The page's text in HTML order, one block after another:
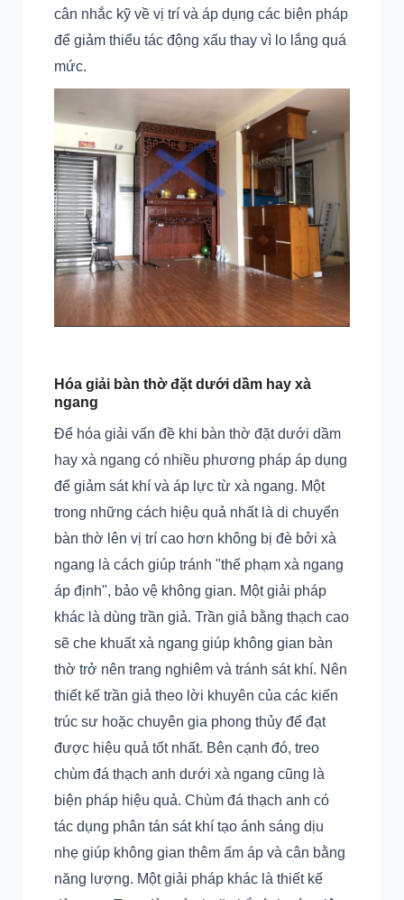
cân nhắc kỹ về vị trí và áp dụng các biện pháp
để giảm thiểu tác động xấu thay vì lo lắng quá
mức.
Hóa giải bàn thờ đặt dưới dầm hay xà
ngang
Để hóa giải vấn đề khi bàn thờ đặt dưới dầm
hay xà ngang có nhiều phương pháp áp dụng
để giảm sát khí và áp lực từ xà ngang. Một
trong những cách hiệu quả nhất là di chuyển
bàn thờ lên vị trí cao hơn không bị đè bởi xà
ngang là cách giúp tránh "thế phạm xà ngang
áp định", bảo vệ không gian. Một giải pháp
khác là dùng trần giả. Trần giả bằng thạch cao
sẽ che khuất xà ngang giúp không gian bàn
thờ trở nên trang nghiêm và tránh sát khí. Nên
thiết kế trần giả theo lời khuyên của các kiến
trúc sư hoặc chuyên gia phong thủy để đạt
được hiệu quả tốt nhất. Bên cạnh đó, treo
chùm đá thạch anh dưới xà ngang cũng là
biện pháp hiệu quả. Chùm đá thạch anh có
tác dụng phân tán sát khí tạo ánh sáng dịu
nhẹ giúp không gian thêm ấm áp và cân bằng
năng lượng. Một giải pháp khác là thiết kế